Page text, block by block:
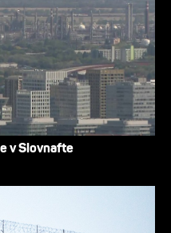
v Slovnafte